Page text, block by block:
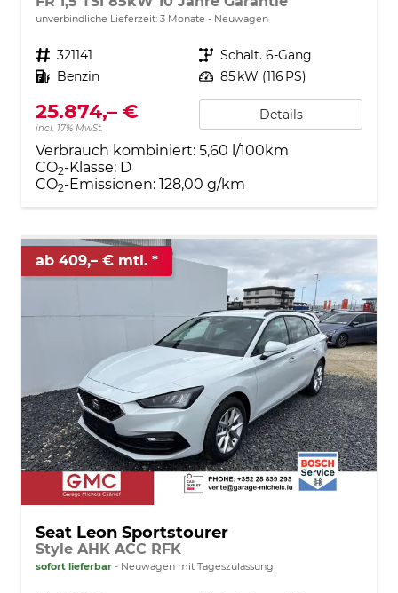
unverbindliche Lieferzeit: 3 Monate Neuwagen
Fahrzeugnr. 321141 Getriebe Schalt. 6-Gang
Kraftstoff Benzin Leistung 85 kW (116 PS)
25.874,– €
incl. 17% MwSt.
Details
Verbrauch kombiniert: 5,60 l/100km
CO2-Klasse: D
CO2-Emissionen: 128,00 g/km
ab 409,– € mtl.
Seat Leon Sportstourer
Style AHK ACC RFK
sofort lieferbar Neuwagen mit Tageszulassung